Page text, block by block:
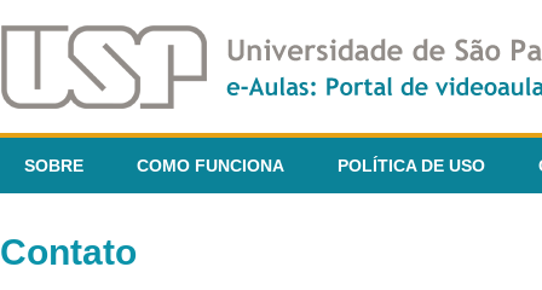
SOBRE COMO FUNCIONA POLÍTICA DE USO
Contato